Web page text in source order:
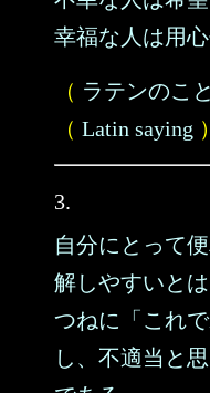
幸福な人は用心
（ ラテンのこ
（ Latin saying ）
3.
自分にとって
解しやすいとは
つねに「これ
し、不適当と